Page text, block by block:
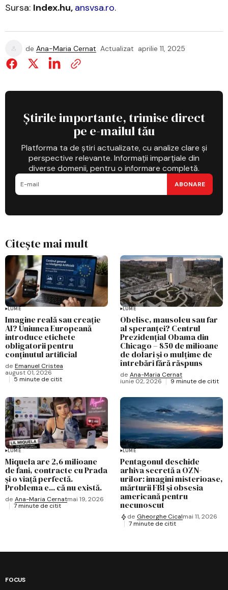
Sursa: Index.hu, ansvsa.ro.
de Ana-Maria Cernat Actualizat aprilie 11, 2025
Știrile importante, trimise direct
pe e-mailul tău
Platforma ta de știri actualizate, cu analize clare și
perspective relevante. Informații imparțiale din
diverse domenii, pentru o informare completă.
ABONARE
Citește mai mult
LUME
Imagine reală sau creație
AI? Uniunea Europeană
introduce etichete
obligatorii pentru
conținutul artificial
de Emanuel Cristea
august 01, 2026
5 minute de citit
LUME
Obelisc, mausoleu sau far
al speranței? Centrul
Prezidențial Obama din
Chicago – 850 de milioane
de dolari și o mulțime de
întrebări fără răspuns
de Ana-Maria Cernat
iunie 02, 2026
9 minute de citit
LUME
Miquela are 2,6 milioane
de fani, contracte cu Prada
și o viață perfectă.
Problema e... că nu există.
de Ana-Maria Cernatmai 19, 2026
7 minute de citit
LUME
Pentagonul deschide
arhiva secretă a OZN-
urilor: imagini misterioase,
mărturii FBI și obsesia
americană pentru
necunoscut
de Gheorghe Cicalmai 11, 2026
7 minute de citit
FOCUS